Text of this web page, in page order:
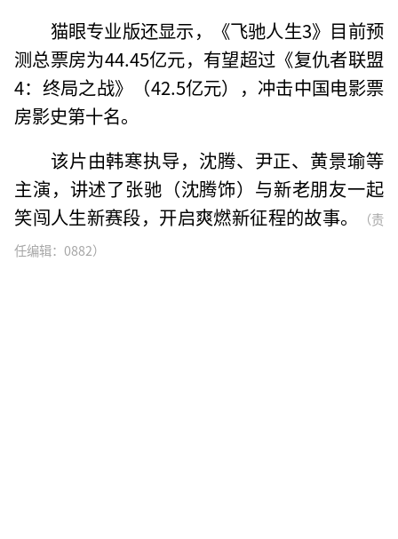
猫眼专业版还显示，《飞驰人生3》目前预
测总票房为44.45亿元，有望超过《复仇者联盟
4：终局之战》（42.5亿元），冲击中国电影票
房影史第十名。
该片由韩寒执导，沈腾、尹正、黄景瑜等
主演，讲述了张驰（沈腾饰）与新老朋友一起
笑闯人生新赛段，开启爽燃新征程的故事。
（责
任编辑：0882）